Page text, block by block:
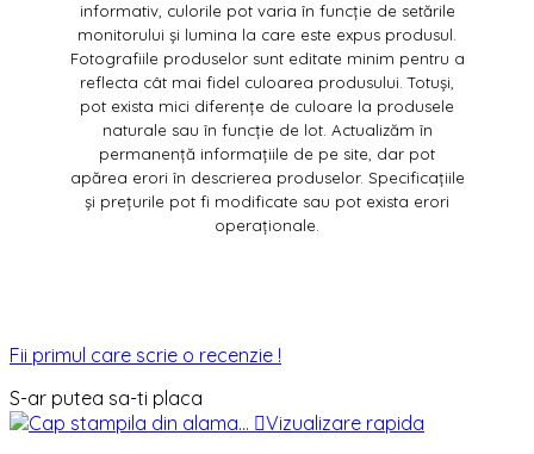
informativ, culorile pot varia în funcție de setările
monitorului și lumina la care este expus produsul.
Fotografiile produselor sunt editate minim pentru a
reflecta cât mai fidel culoarea produsului. Totuși,
pot exista mici diferențe de culoare la produsele
naturale sau în funcție de lot. Actualizăm în
permanență informațiile de pe site, dar pot
apărea erori în descrierea produselor. Specificațiile
și prețurile pot fi modificate sau pot exista erori
operaționale.
Fii primul care scrie o recenzie !
S-ar putea sa-ti placa
Vizualizare rapida